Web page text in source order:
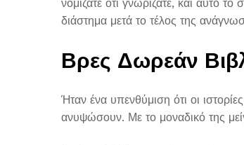
νομίζατε ότι γνωρίζατε, και αυτό
διάστημα μετά το τέλος της
Βρες Δωρεάν
Ήταν ένα υπενθύμιση ότι οι
ανυψώσουν. Με το μοναδικό της